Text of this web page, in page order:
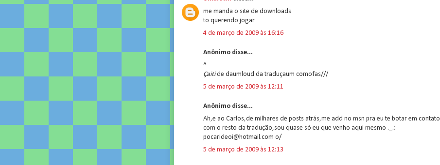
me manda o site de downloads
to querendo jogar
4 de março de 2009 às 16:16
Anônimo disse...
^
Çaitide daumloud da traduçaum comofas///
5 de março de 2009 às 12:11
Anônimo disse...
Ah,e ao Carlos,de milhares de posts atrás,me add no msn pra eu te botar em contato
com o resto da tradução,sou quase só eu que venho aqui mesmo ._.:
pocarideoi@hotmail.com o/
5 de março de 2009 às 12:13